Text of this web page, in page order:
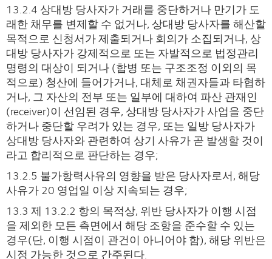
13.2.4 상대방 당사자가 거래를 중단하거나 만기가 도
래한 채무를 변제할 수 없거나, 상대방 당사자를 해산할
목적으로 신청서가 제출되거나 회의가 소집되거나, 상
대방 당사자가 강제적으로 또는 자발적으로 법정관리
명령의 대상이 되거나 (합병 또는 구조조정 이외의 목
적으로) 청산에 들어가거나, 대체로 채권자들과 타협하
거나, 그 자산의 전부 또는 일부에 대하여 파산 관재인
(receiver)이 선임된 경우, 상대방 당사자가 사업을 중단
하거나 중단할 우려가 있는 경우, 또는 일방 당사자가
상대방 당사자와 관련하여 상기 사유가 곧 발생할 것이
라고 합리적으로 판단하는 경우;
13.2.5 불가항력사유의 영향을 받은 당사자로서, 해당
사유가 20 영업일 이상 지속되는 경우;
13.3 제 13.2.2 항의 목적상, 위반 당사자가 이행 시점
을 제외한 모든 측면에서 해당 조항을 준수할 수 있는
경우(단, 이행 시점이 관건이 아니어야 함), 해당 위반은
시정 가능한 것으로 간주된다.